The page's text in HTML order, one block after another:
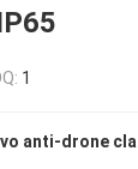
1
anti-drone